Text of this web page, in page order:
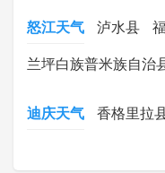
怒江天气 泸水县
兰坪白族普米族自治
迪庆天气 香格里拉